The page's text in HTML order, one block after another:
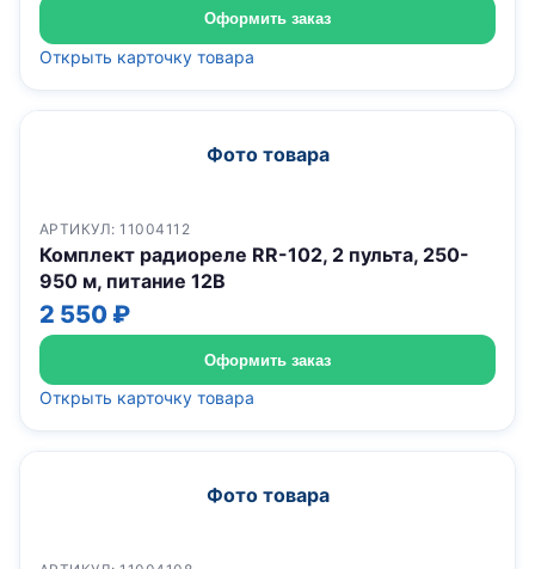
Оформить заказ
Открыть карточку товара
Фото товара
АРТИКУЛ: 11004112
Комплект радиореле RR-102, 2 пульта, 250-
950 м, питание 12В
2 550 ₽
Оформить заказ
Открыть карточку товара
Фото товара